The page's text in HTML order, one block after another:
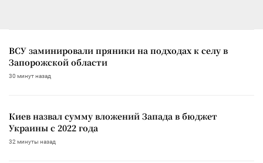
ВСУ заминировали пряники на подходах к селу в
Запорожской области
30 минут назад
Киев назвал сумму вложений Запада в бюджет
Украины с 2022 года
32 минуты назад